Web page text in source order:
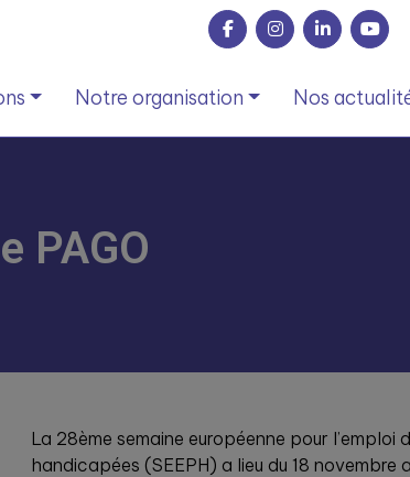
Notre organisation Nos
PAGO
La 28ème semaine européenne pour l’emploi
handicapées (SEEPH) a lieu du 18 novembre